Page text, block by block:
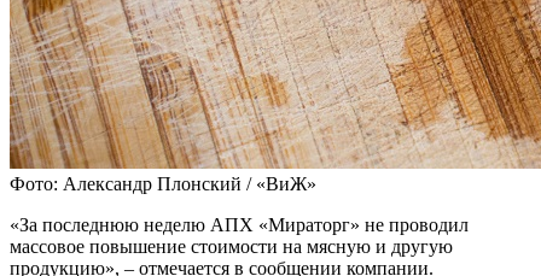
Фото: Александр Плонский / «ВиЖ»
«За последнюю неделю АПХ «Мираторг» не проводил
массовое повышение стоимости на мясную и другую
продукцию», – отмечается в сообщении компании.